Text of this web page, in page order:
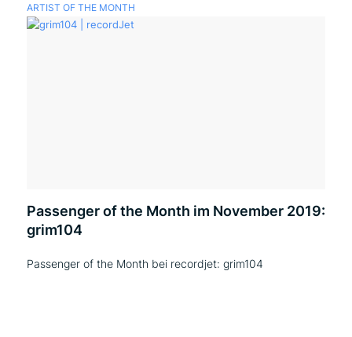
ARTIST OF THE MONTH
Passenger of the Month im November 2019:
grim104
Passenger of the Month bei recordjet: grim104